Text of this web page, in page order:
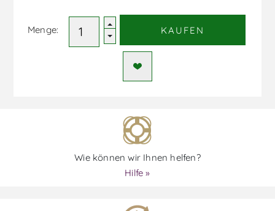
Menge: KAUFEN
Wie können wir Ihnen helfen?
Hilfe »